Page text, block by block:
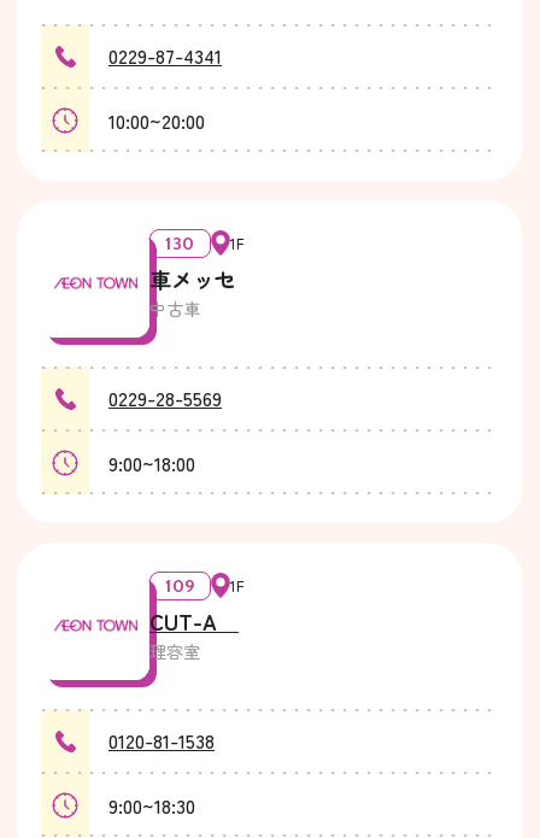
0229-87-4341
10:00~20:00
130 1F
車メッセ
中古車
0229-28-5569
9:00~18:00
109 1F
CUT-A
理容室
0120-81-1538
9:00~18:30